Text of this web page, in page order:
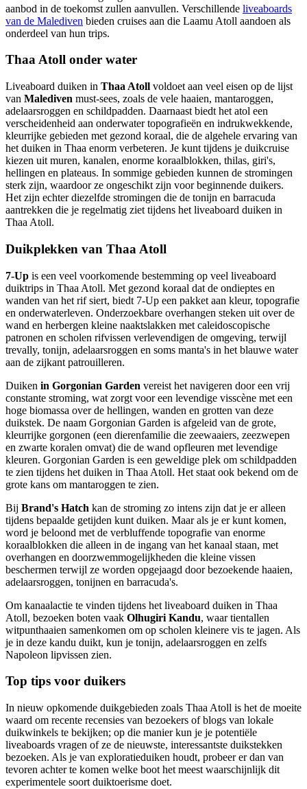
aanbod in de toekomst zullen aanvullen. Verschillende liveaboards
van de Malediven bieden cruises aan die Laamu Atoll aandoen als
onderdeel van hun trips.
Thaa Atoll onder water
Liveaboard duiken in Thaa Atoll voldoet aan veel eisen op de lijst
van Malediven must-sees, zoals de vele haaien, mantaroggen,
adelaarsroggen en schildpadden. Daarnaast biedt het atol een
verscheidenheid aan onderwater topografieën en indrukwekkende,
kleurrijke gebieden met gezond koraal, die de algehele ervaring van
het duiken in Thaa enorm verbeteren. Je kunt tijdens je duikcruise
kiezen uit muren, kanalen, enorme koraalblokken, thilas, giri's,
hellingen en plateaus. In sommige gebieden kunnen de stromingen
sterk zijn, waardoor ze ongeschikt zijn voor beginnende duikers.
Het zijn echter diezelfde stromingen die de tonijn en barracuda
aantrekken die je regelmatig ziet tijdens het liveaboard duiken in
Thaa Atoll.
Duikplekken van Thaa Atoll
7-Up is een veel voorkomende bestemming op veel liveaboard
duiktrips in Thaa Atoll. Met gezond koraal dat de ondieptes en
wanden van het rif siert, biedt 7-Up een pakket aan kleur, topografie
en onderwaterleven. Onderzoekbare overhangen steken uit over de
wand en herbergen kleine naaktslakken met caleidoscopische
patronen en scholen rifvissen verlevendigen de omgeving, terwijl
trevally, tonijn, adelaarsroggen en soms manta's in het blauwe water
aan de zijkant patrouilleren.
Duiken in Gorgonian Garden vereist het navigeren door een vrij
constante stroming, wat zorgt voor een levendige visscène met een
hoge biomassa over de hellingen, wanden en grotten van deze
duikstek. De naam Gorgonian Garden is afgeleid van de grote,
kleurrijke gorgonen (een dierenfamilie die zeewaaiers, zeezwepen
en zwarte koralen omvat) die de wand opfleuren met levendige
kleuren. Gorgonian Garden is een geweldige plek om schildpadden
te zien tijdens het duiken in Thaa Atoll. Het staat ook bekend om de
grote kans om mantaroggen te zien.
Bij Brand's Hatch kan de stroming zo intens zijn dat je er alleen
tijdens bepaalde getijden kunt duiken. Maar als je er kunt komen,
word je beloond met de verbluffende topografie van enorme
koraalblokken die alleen in de ingang van het kanaal staan, met
overhangen en doorzwemmogelijkheden die kleine vissen
beschermen terwijl ze worden opgejaagd door bezoekende haaien,
adelaarsroggen, tonijnen en barracuda's.
Om kanaalactie te vinden tijdens het liveaboard duiken in Thaa
Atoll, bezoeken boten vaak Olhugiri Kandu, waar tientallen
witpunthaaien samenkomen om op scholen kleinere vis te jagen. Als
je in deze kandu duikt, kun je tonijn, adelaarsroggen en zelfs
Napoleon lipvissen zien.
Top tips voor duikers
In nieuw opkomende duikgebieden zoals Thaa Atoll is het de moeite
waard om recente recensies van bezoekers of blogs van lokale
duikwinkels te bekijken; op die manier kun je je potentiële
liveaboards vragen of ze de nieuwste, interessantste duikstekken
bezoeken. Als je van exploratieduiken houdt, probeer er dan van
tevoren achter te komen welke boot het meest waarschijnlijk dit
experimentele soort duiktoerisme doet.